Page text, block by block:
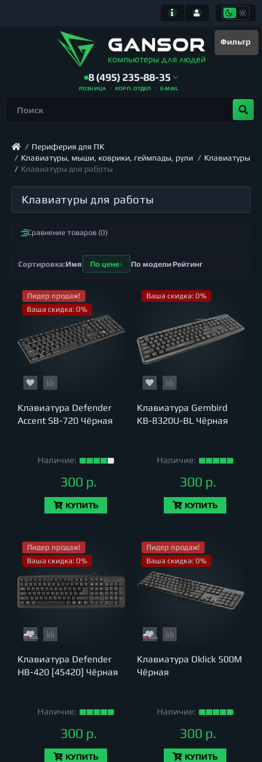
Фильтр
8 (495) 235-88-35
РОЗНИЦА КОРП. ОТДЕЛ E-MAIL
Периферия для ПК
Клавиатуры, мыши, коврики, геймпады, рули
Клавиатуры
Клавиатуры для работы
Клавиатуры для работы
Сравнение товаров (0)
Имя По цене По модели Рейтинг
Лидер продаж!
Ваша скидка: 0%
Клавиатура Defender
Accent SB-720 Чёрная
Наличие:
300 р.
КУПИТЬ
Ваша скидка: 0%
Клавиатура Gembird
KB-8320U-BL Чёрная
Наличие:
300 р.
КУПИТЬ
Лидер продаж!
Ваша скидка: 0%
Клавиатура Defender
HB-420 [45420] Чёрная
Наличие:
300 р.
КУПИТЬ
Лидер продаж!
Ваша скидка: 0%
Клавиатура Oklick 500M
Чёрная
Наличие:
300 р.
КУПИТЬ